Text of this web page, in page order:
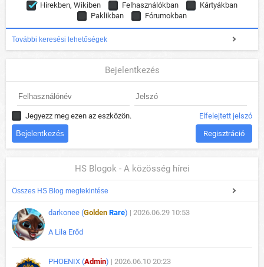
Hírekben, Wikiben Felhasználókban
Kártyákban
Paklikban
Fórumokban
További keresési lehetőségek
Bejelentkezés
Jegyezz meg ezen az eszközön. Elfelejtett jelszó
Regisztráció
HS Blogok - A közösség hírei
Összes HS Blog megtekintése
darkonee (Golden Rare) | 2026.06.29 10:53
A Lila Erőd
PHOENIX (Admin) | 2026.06.10 20:23